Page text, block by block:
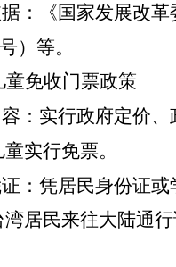
：《国家发展改
）等。
童免收门票政策
：实行政府定价
实行免票。
：凭居民身份证
居民来往大陆通